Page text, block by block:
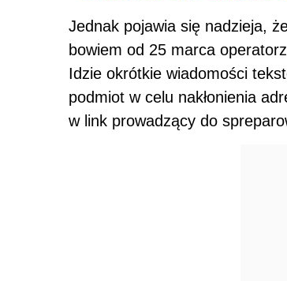
Jednak pojawia się nadzieja,
bowiem od 25 marca
Idzie okrótkie wiadomości
podmiot w celu nakłonienia
w link prowadzący do